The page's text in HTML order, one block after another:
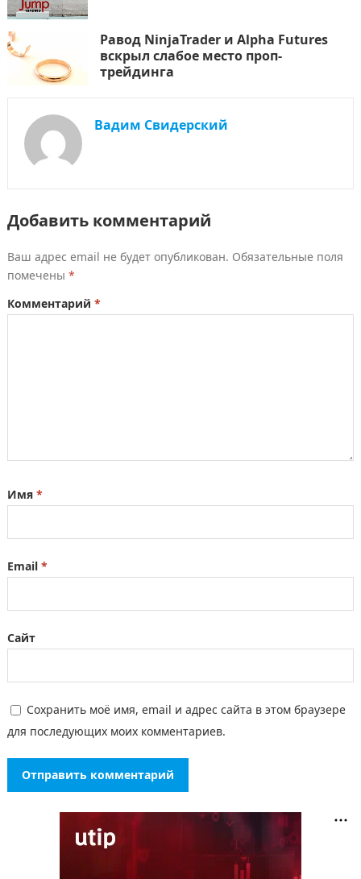
Равод NinjaTrader и Alpha Futures
вскрыл слабое место проп-
трейдинга
Вадим Свидерский
Добавить комментарий
Ваш адрес email не будет опубликован. Обязательные поля
помечены *
Комментарий *
Имя *
Email *
Сайт
Сохранить моё имя, email и адрес сайта в этом браузере
для последующих моих комментариев.